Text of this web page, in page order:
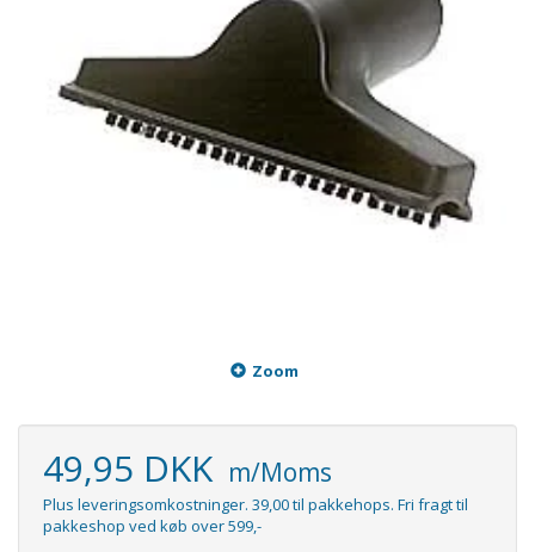
Zoom
49,95 DKK m/Moms
Plus leveringsomkostninger. 39,00 til pakkehops. Fri fragt til
pakkeshop ved køb over 599,-